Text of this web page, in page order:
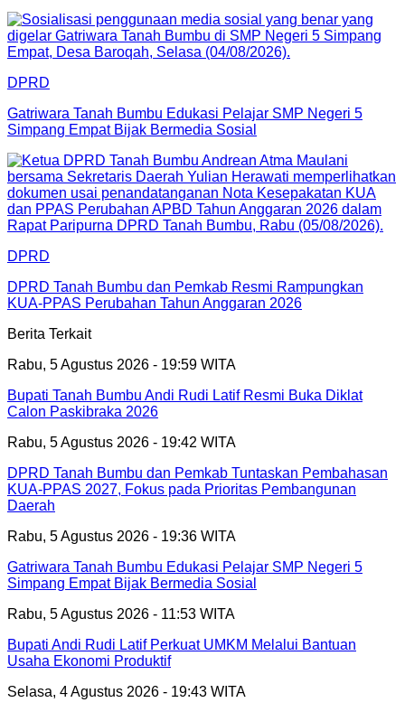
DPRD
Gatriwara Tanah Bumbu Edukasi Pelajar SMP Negeri 5
Simpang Empat Bijak Bermedia Sosial
DPRD
DPRD Tanah Bumbu dan Pemkab Resmi Rampungkan
KUA-PPAS Perubahan Tahun Anggaran 2026
Berita Terkait
Rabu, 5 Agustus 2026 - 19:59 WITA
Bupati Tanah Bumbu Andi Rudi Latif Resmi Buka Diklat
Calon Paskibraka 2026
Rabu, 5 Agustus 2026 - 19:42 WITA
DPRD Tanah Bumbu dan Pemkab Tuntaskan Pembahasan
KUA-PPAS 2027, Fokus pada Prioritas Pembangunan
Daerah
Rabu, 5 Agustus 2026 - 19:36 WITA
Gatriwara Tanah Bumbu Edukasi Pelajar SMP Negeri 5
Simpang Empat Bijak Bermedia Sosial
Rabu, 5 Agustus 2026 - 11:53 WITA
Bupati Andi Rudi Latif Perkuat UMKM Melalui Bantuan
Usaha Ekonomi Produktif
Selasa, 4 Agustus 2026 - 19:43 WITA